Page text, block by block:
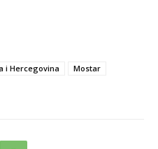
i Hercegovina
Mostar